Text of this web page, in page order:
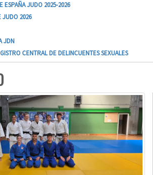
ESPAÑA JUDO 2025-2026
JUDO 2026
JDN
CENTRAL DE DELINCUENTES SEXUALES